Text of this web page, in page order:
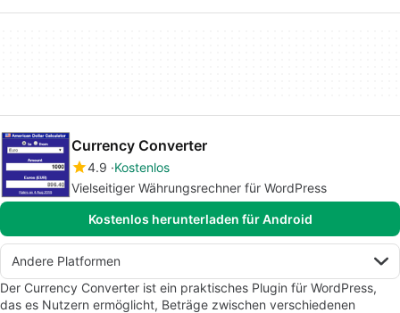
Currency Converter
4.9 Kostenlos
Vielseitiger Währungsrechner für WordPress
Kostenlos herunterladen für Android
Andere Platformen
Der Currency Converter ist ein praktisches Plugin für WordPress,
das es Nutzern ermöglicht, Beträge zwischen verschiedenen